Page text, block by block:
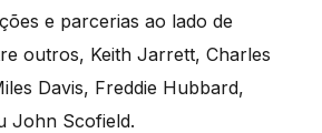
e parcerias ao lado de
outros, Keith Jarrett, Charles
Davis, Freddie Hubbard,
John Scofield.